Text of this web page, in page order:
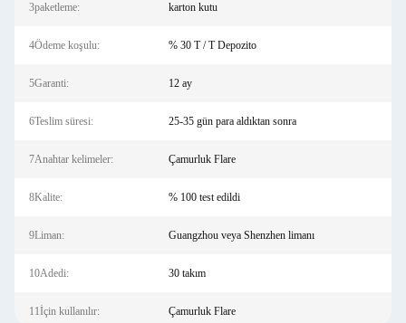
3paketleme: karton kutu
4Ödeme koşulu: % 30 T / T Depozito
5Garanti: 12 ay
6Teslim süresi: 25-35 gün para aldıktan sonra
7Anahtar kelimeler: Çamurluk Flare
8Kalite: % 100 test edildi
9Liman: Guangzhou veya Shenzhen limanı
10Adedi: 30 takım
11İçin kullanılır: Çamurluk Flare